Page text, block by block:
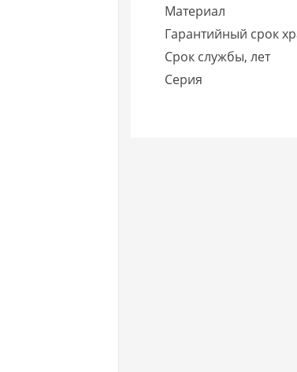
Материал
Гарантийный срок
Срок службы, лет
Серия